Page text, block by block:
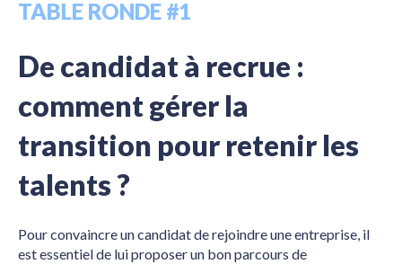
TABLE RONDE #1
De candidat à recrue :
comment gérer la
transition pour retenir les
talents ?
Pour convaincre un candidat de rejoindre une entreprise, il
est essentiel de lui proposer un bon parcours de